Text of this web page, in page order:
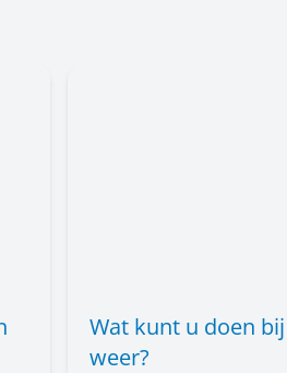
Wat kunt u doen
weer?